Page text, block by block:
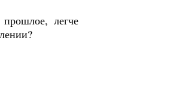
легче